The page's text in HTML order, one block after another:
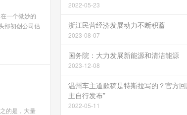
一个微妙的
部初创公司估
的是，大量
2022-05-23
浙江民营经济发展动力不断积蓄
2023-08-07
国务院：大力发展新能源和清洁能源
2023-12-08
温州车主道歉稿是特斯拉写的？官方
主自行发布”
2022-05-11